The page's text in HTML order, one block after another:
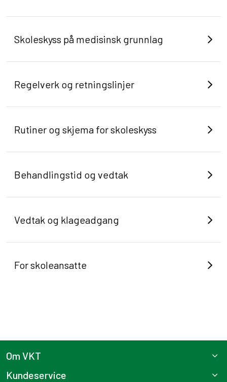
Skoleskyss på medisinsk grunnlag
Regelverk og retningslinjer
Rutiner og skjema for skoleskyss
Behandlingstid og vedtak
Vedtak og klageadgang
For skoleansatte
Om VKT
Kundeservice